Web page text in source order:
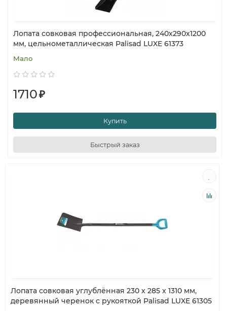
Лопата совковая профессиональная, 240х290х1200
мм, цельнометаллическая Palisad LUXE 61373
Мало
1710₽
Купить
Быстрый заказ
Лопата совковая углублённая 230 х 285 х 1310 мм,
деревянный черенок с рукояткой Palisad LUXE 61305